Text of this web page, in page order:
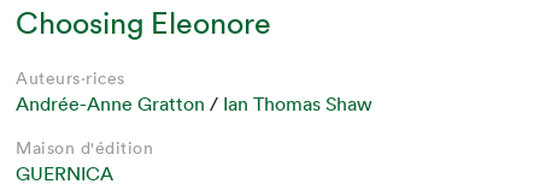
Choosing Eleonore
Auteurs·rices
Andrée-Anne Gratton / Ian Thomas Shaw
Maison d'édition
GUERNICA